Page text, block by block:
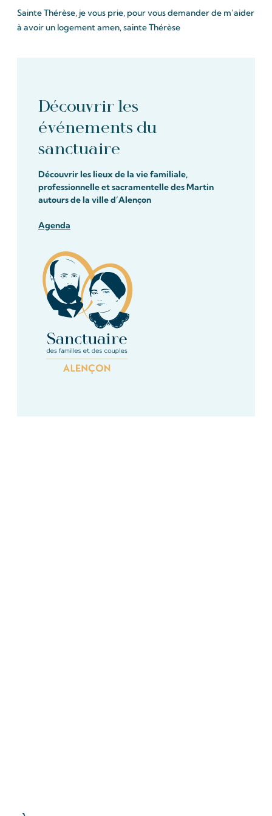
Sainte Thérèse, je vous prie, pour vous demander de m’aider
à avoir un logement amen, sainte Thérèse
Découvrir les
événements du
sanctuaire
Découvrir les lieux de la vie familiale,
professionnelle et sacramentelle des Martin
autours de la ville d’Alençon
Agenda